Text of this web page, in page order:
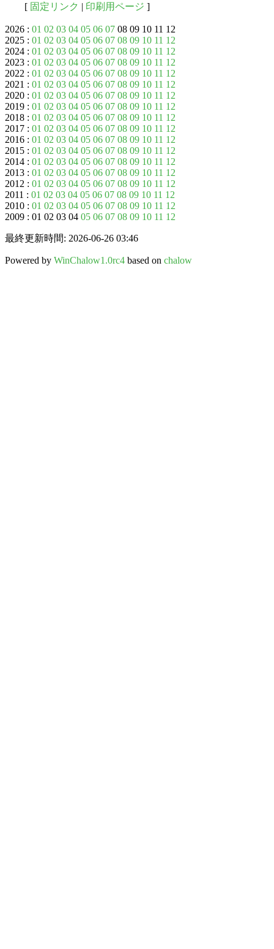
[ 固定リンク | 印刷用ページ ]
2026 : 01 02 03 04 05 06 07 08 09 10 11 12
2025 : 01 02 03 04 05 06 07 08 09 10 11 12
2024 : 01 02 03 04 05 06 07 08 09 10 11 12
2023 : 01 02 03 04 05 06 07 08 09 10 11 12
2022 : 01 02 03 04 05 06 07 08 09 10 11 12
2021 : 01 02 03 04 05 06 07 08 09 10 11 12
2020 : 01 02 03 04 05 06 07 08 09 10 11 12
2019 : 01 02 03 04 05 06 07 08 09 10 11 12
2018 : 01 02 03 04 05 06 07 08 09 10 11 12
2017 : 01 02 03 04 05 06 07 08 09 10 11 12
2016 : 01 02 03 04 05 06 07 08 09 10 11 12
2015 : 01 02 03 04 05 06 07 08 09 10 11 12
2014 : 01 02 03 04 05 06 07 08 09 10 11 12
2013 : 01 02 03 04 05 06 07 08 09 10 11 12
2012 : 01 02 03 04 05 06 07 08 09 10 11 12
2011 : 01 02 03 04 05 06 07 08 09 10 11 12
2010 : 01 02 03 04 05 06 07 08 09 10 11 12
2009 : 01 02 03 04 05 06 07 08 09 10 11 12
最終更新時間: 2026-06-26 03:46
Powered by WinChalow1.0rc4 based on chalow